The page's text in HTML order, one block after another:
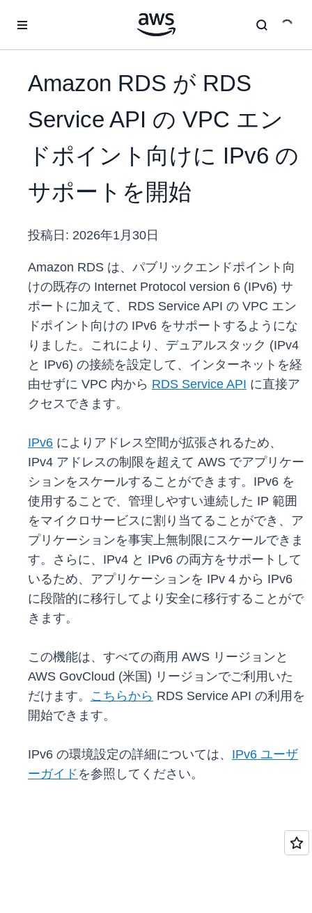
Amazon RDS が RDS
Service API の VPC エン
ドポイント向けに IPv6 の
サポートを開始
投稿日: 2026年1月30日
Amazon RDS は、パブリックエンドポイント向
けの既存の Internet Protocol version 6 (IPv6) サ
ポートに加えて、RDS Service API の VPC エン
ドポイント向けの IPv6 をサポートするようにな
りました。これにより、デュアルスタック (IPv4
と IPv6) の接続を設定して、インターネットを経
由せずに VPC 内から RDS Service API に直接ア
クセスできます。
IPv6 によりアドレス空間が拡張されるため、
IPv4 アドレスの制限を超えて AWS でアプリケー
ションをスケールすることができます。IPv6 を
使用することで、管理しやすい連続した IP 範囲
をマイクロサービスに割り当てることができ、ア
プリケーションを事実上無制限にスケールできま
す。さらに、IPv4 と IPv6 の両方をサポートして
いるため、アプリケーションを IPv 4 から IPv6
に段階的に移行してより安全に移行することがで
きます。
この機能は、すべての商用 AWS リージョンと
AWS GovCloud (米国) リージョンでご利用いた
だけます。 こちらから RDS Service API の利用を
開始できます。
IPv6 の環境設定の詳細については、 IPv6 ユーザ
ーガイド を参照してください。